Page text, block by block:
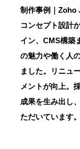
制作事例｜Zoho
コンセプト設計
イン、CMS構築
の魅力や働く人
ました。リニュ
メントが向上。
成果を生み出し
ただいています。